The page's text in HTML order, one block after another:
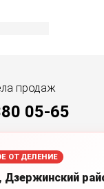
продаж
05-65
ОТДЕЛЕНИЕ
Дзержинский